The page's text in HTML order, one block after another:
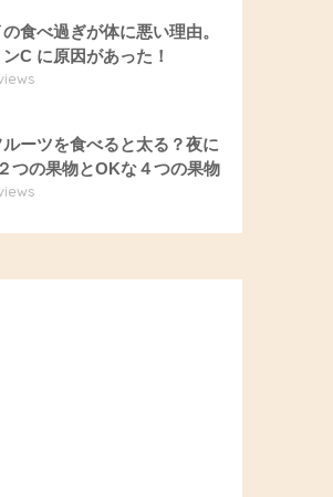
食べ過ぎが体に悪い理由。
ンC に原因があった！
ーツを食べると太る？夜に
つの果物とOKな４つの果物